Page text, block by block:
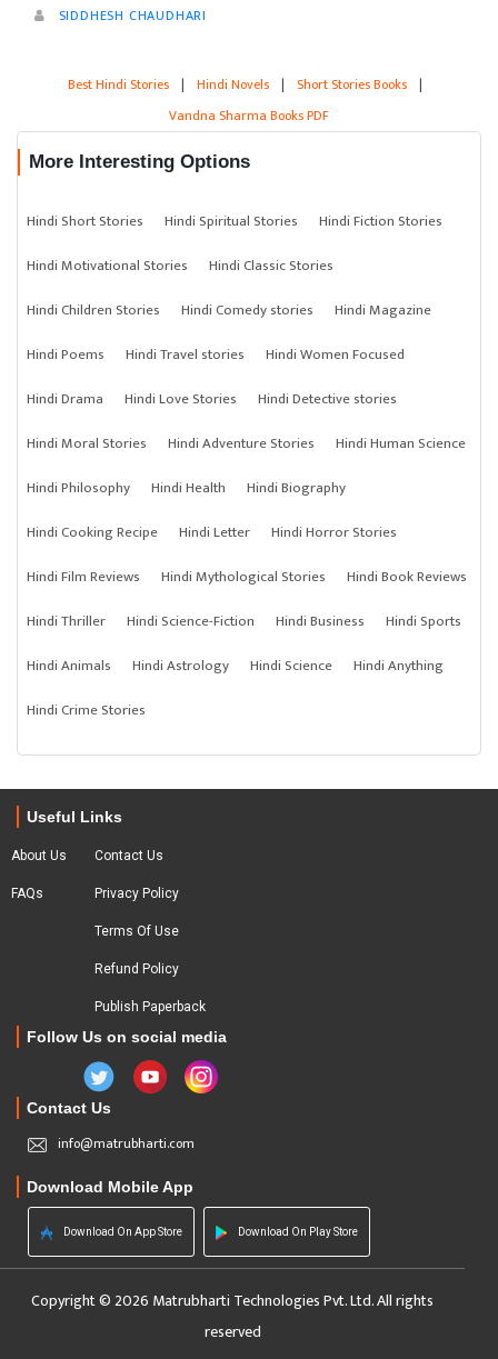
SIDDHESH CHAUDHARI
Best Hindi Stories | Hindi Novels | Short Stories Books |
Vandna Sharma Books PDF
More Interesting Options
Hindi Short Stories Hindi Spiritual Stories
Hindi Fiction Stories
Hindi Motivational Stories
Hindi Classic Stories
Hindi Children Stories
Hindi Comedy stories
Hindi Magazine
Hindi Poems
Hindi Travel stories
Hindi Women Focused
Hindi Drama
Hindi Love Stories
Hindi Detective stories
Hindi Moral Stories
Hindi Adventure Stories
Hindi Human Science
Hindi Philosophy
Hindi Health
Hindi Biography
Hindi Cooking Recipe
Hindi Letter
Hindi Horror Stories
Hindi Film Reviews
Hindi Mythological Stories
Hindi Book Reviews
Hindi Thriller
Hindi Science-Fiction Hindi Business
Hindi Sports
Hindi Animals
Hindi Astrology Hindi Science
Hindi Anything
Hindi Crime Stories
Useful Links
About Us
FAQs
Contact Us
Privacy Policy
Terms Of Use
Refund Policy
Publish Paperback
Follow Us on social media
Contact Us
info@matrubharti.com
Download Mobile App
Download On App Store Download On Play Store
Copyright © 2026 Matrubharti Technologies Pvt. Ltd. All rights
reserved